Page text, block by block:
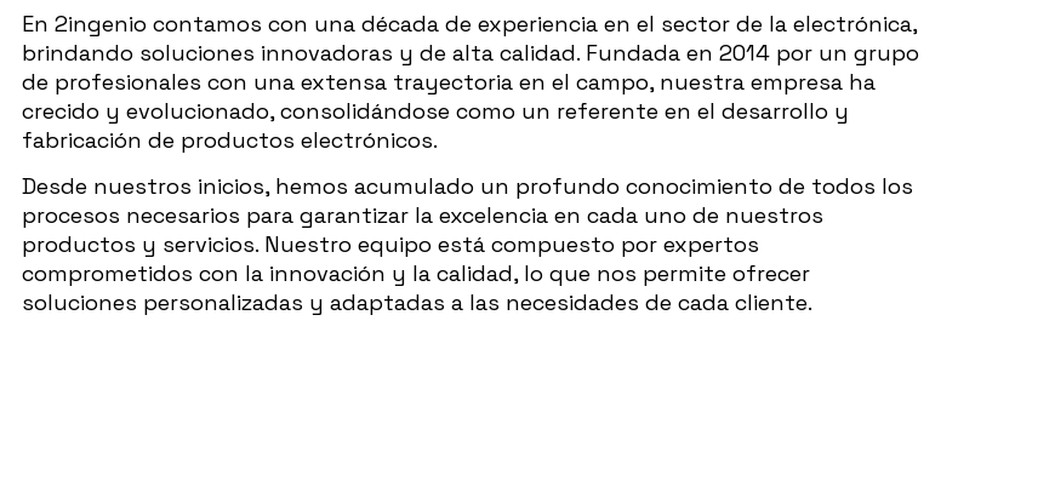
En 2ingenio contamos con una década de experiencia en el sector de la electrónica,
brindando soluciones innovadoras y de alta calidad. Fundada en 2014 por un grupo
de profesionales con una extensa trayectoria en el campo, nuestra empresa ha
crecido y evolucionado, consolidándose como un referente en el desarrollo y
fabricación de productos electrónicos.
Desde nuestros inicios, hemos acumulado un profundo conocimiento de todos los
procesos necesarios para garantizar la excelencia en cada uno de nuestros
productos y servicios. Nuestro equipo está compuesto por expertos
comprometidos con la innovación y la calidad, lo que nos permite ofrecer
soluciones personalizadas y adaptadas a las necesidades de cada cliente.